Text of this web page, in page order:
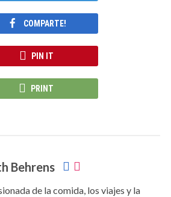
COMPARTE!
PIN IT
PRINT
Behrens
de la comida, los viajes y la